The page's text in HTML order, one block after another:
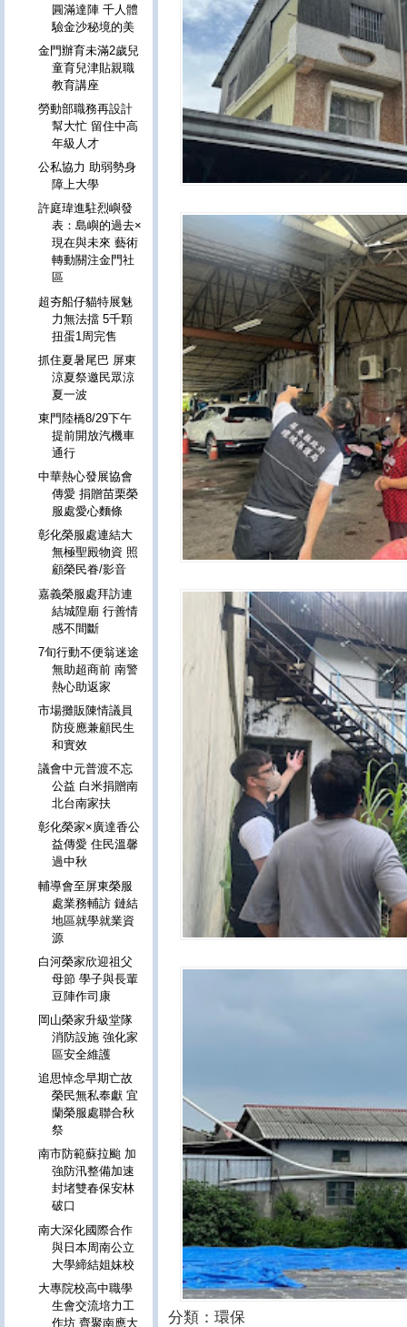
分類：環保
圓滿達陣 千人體
驗金沙秘境的美
金門辦育未滿2歲兒
童育兒津貼親職
教育講座
勞動部職務再設計
幫大忙 留住中高
年級人才
公私協力 助弱勢身
障上大學
許庭瑋進駐烈嶼發
表：島嶼的過去×
現在與未來 藝術
轉動關注金門社
區
超夯船仔貓特展魅
力無法擋 5千顆
扭蛋1周完售
抓住夏暑尾巴 屏東
涼夏祭邀民眾涼
夏一波
東門陸橋8/29下午
提前開放汽機車
通行
中華熱心發展協會
傳愛 捐贈苗栗榮
服處愛心麵條
彰化榮服處連結大
無極聖殿物資 照
顧榮民眷/影音
嘉義榮服處拜訪連
結城隍廟 行善情
感不間斷
7旬行動不便翁迷途
無助超商前 南警
熱心助返家
市場攤販陳情議員
防疫應兼顧民生
和實效
議會中元普渡不忘
公益 白米捐贈南
北台南家扶
彰化榮家×廣達香公
益傳愛 住民溫馨
過中秋
輔導會至屏東榮服
處業務輔訪 鏈結
地區就學就業資
源
白河榮家欣迎祖父
母節 學子與長輩
豆陣作司康
岡山榮家升級堂隊
消防設施 強化家
區安全維護
追思悼念早期亡故
榮民無私奉獻 宜
蘭榮服處聯合秋
祭
南市防範蘇拉颱 加
強防汛整備加速
封堵雙春保安林
破口
南大深化國際合作
與日本周南公立
大學締結姐妹校
大專院校高中職學
生會交流培力工
作坊 齊聚南應大